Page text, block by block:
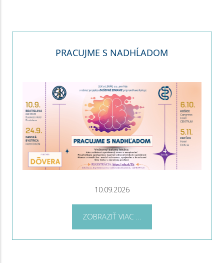
PRACUJME S NADHĹADOM
10.09.2026
ZOBRAZIŤ VIAC ...